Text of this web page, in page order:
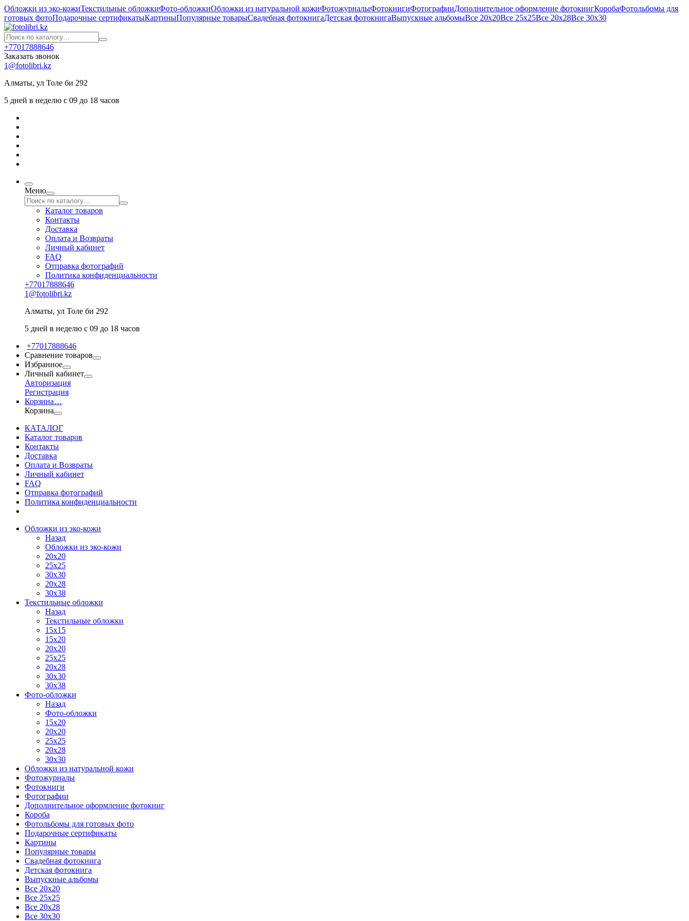
Обложки из эко-кожиТекстильные обложкиФото-обложкиОбложки из натуральной кожиФотожурналыФотокнигиФотографииДополнительное оформление фотокнигКоробаФотольбомы для
готовых фотоПодарочные сертификатыКартиныПопулярные товарыСвадебная фотокнигаДетская фотокнигаВыпускные альбомыВсе 20х20Все 25х25Все 20х28Все 30х30
+77017888646
Заказать звонок
1@fotolibri.kz
Алматы, ул Толе би 292
5 дней в неделю с 09 до 18 часов
Меню
Каталог товаров
Контакты
Доставка
Оплата и Возвраты
Личный кабинет
FAQ
Отправка фотографий
Политика конфиденциальности
+77017888646
1@fotolibri.kz
Алматы, ул Толе би 292
5 дней в неделю с 09 до 18 часов
+77017888646
Сравнение товаров
Избранное
Личный кабинет
Авторизация
Регистрация
Корзина…
Корзина
КАТАЛОГ
Каталог товаров
Контакты
Доставка
Оплата и Возвраты
Личный кабинет
FAQ
Отправка фотографий
Политика конфиденциальности
Обложки из эко-кожи
Назад
Обложки из эко-кожи
20х20
25х25
30х30
20х28
30х38
Текстильные обложки
Назад
Текстильные обложки
15х15
15х20
20х20
25х25
20х28
30х30
30х38
Фото-обложки
Назад
Фото-обложки
15x20
20х20
25х25
20х28
30х30
Обложки из натуральной кожи
Фотожурналы
Фотокниги
Фотографии
Дополнительное оформление фотокниг
Короба
Фотольбомы для готовых фото
Подарочные сертификаты
Картины
Популярные товары
Свадебная фотокнига
Детская фотокнига
Выпускные альбомы
Все 20х20
Все 25х25
Все 20х28
Все 30х30